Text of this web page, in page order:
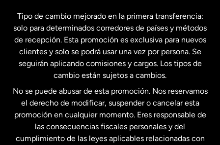
Estados Unidos English
Estados Unidos Español
Francia
Malasia
Tipo de cambio mejorado en la primera transferencia:
solo para determinados corredores de países y métodos
de recepción. Esta promoción es exclusiva para nuevos
clientes y solo se podrá usar una vez por persona. Se
seguirán aplicando comisiones y cargos. Los tipos de
cambio están sujetos a cambios.
No se puede abusar de esta promoción. Nos reservamos
el derecho de modificar, suspender o cancelar esta
promoción en cualquier momento. Eres responsable de
las consecuencias fiscales personales y del
cumplimiento de las leyes aplicables relacionadas con